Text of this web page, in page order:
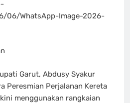
06/WhatsApp-Image-2026-
Garut, Abdusy Syakur
Peresmian Perjalanan Kereta
menggunakan rangkaian